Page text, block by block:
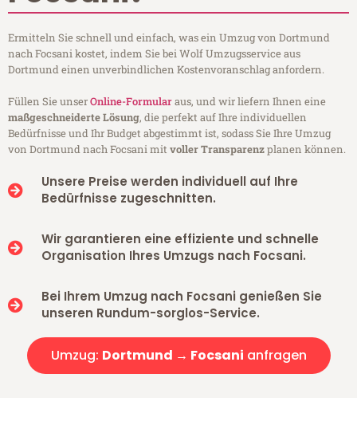
Ermitteln Sie schnell und einfach, was ein Umzug von Dortmund
nach Focsani kostet, indem Sie bei Wolf Umzugsservice aus
Dortmund einen unverbindlichen Kostenvoranschlag anfordern.
Füllen Sie unserOnline-Formularaus, und wir liefern Ihnen eine
maßgeschneiderte Lösung, die perfekt auf Ihre individuellen
Bedürfnisse und Ihr Budget abgestimmt ist, sodass Sie Ihre Umzug
von Dortmund nach Focsani mitvoller Transparenzplanen können.
Unsere Preise werden individuell auf Ihre
Bedürfnisse zugeschnitten.
Wir garantieren eine effiziente und schnelle
Organisation Ihres Umzugs nach Focsani.
Bei Ihrem Umzug nach Focsani genießen Sie
unseren Rundum-sorglos-Service.
Umzug: Dortmund → Focsani anfragen